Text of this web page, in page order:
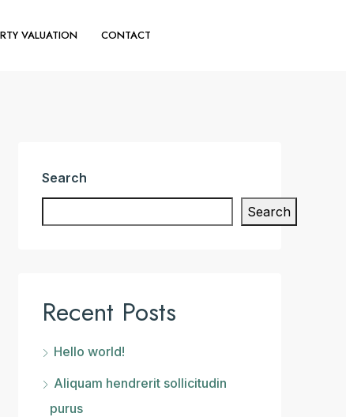
VALUATION CONTACT
Search
Search
Recent Posts
Hello world!
Aliquam hendrerit sollicitudin
purus